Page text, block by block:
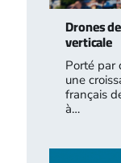
Drones
verticale
Porté par
une
français
à…